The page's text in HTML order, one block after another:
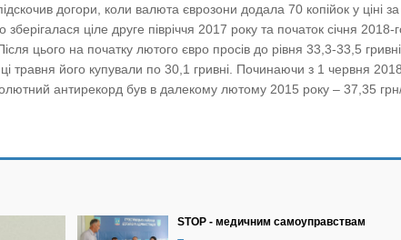
догори, коли валюта єврозони додала 70 копійок у ціні за
ціле друге півріччя 2017 року та початок січня 2018-
цього на початку лютого євро просів до рівня 33,3-33,5 гривні
травня його купували по 30,1 гривні. Починаючи з 1 червня
антирекорд був в далекому лютому 2015 року – 37,35
STOP - медичним самоуправствам